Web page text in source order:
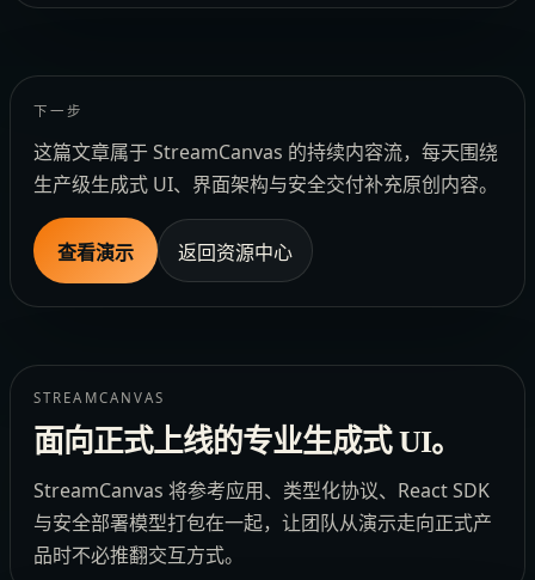
下一步
这篇文章属于 StreamCanvas 的持续内容流，每天围绕
生产级生成式 UI、界面架构与安全交付补充原创内容。
查看演示 返回资源中心
STREAMCANVAS
面向正式上线的专业生成式 UI。
StreamCanvas 将参考应用、类型化协议、React SDK
与安全部署模型打包在一起，让团队从演示走向正式产
品时不必推翻交互方式。